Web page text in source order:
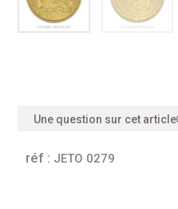
Une question sur cet article
réf : JETO 0279